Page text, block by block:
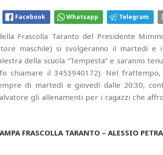
Facebook Whatsapp Telegram
Frascolla Taranto del Presidente
maschile) si svolgeranno il martedì e
della scuola “Tempesta” e saranno
chiamare il 3453940172). Nel
di martedì e giovedì dalle 20:30,
gli allenamenti per i ragazzi che
FRASCOLLA TARANTO – ALESSIO